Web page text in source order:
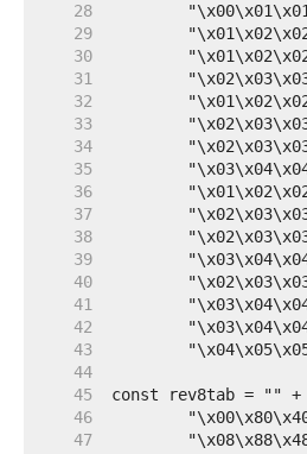
    28
    29
    30
    31
    32
    33
    34
    35
    36
    37
    38
    39
    40
    41
    42
    43
    44
    45
    46
    47